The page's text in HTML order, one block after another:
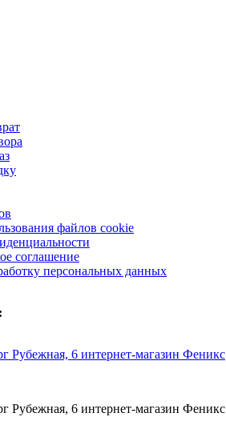
файлов cookie
соглашение
персональных данных
Рубежная, 6 интернет-магазин Феникс
Рубежная, 6 интернет-магазин Феникс